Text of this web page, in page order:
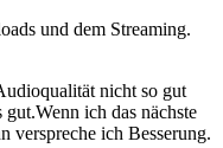
und dem Streaming.
nicht so gut
ich das nächste
verspreche ich Besserung.